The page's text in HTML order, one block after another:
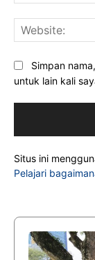
Simpan
untuk lain kali
Situs ini
Pelajari